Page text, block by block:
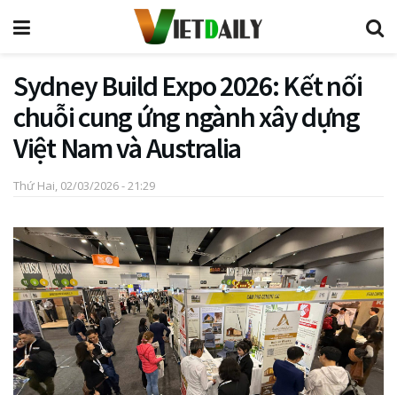
Sydney Build Expo 2026: Kết nối
chuỗi cung ứng ngành xây dựng
Việt Nam và Australia
Thứ Hai, 02/03/2026 - 21:29